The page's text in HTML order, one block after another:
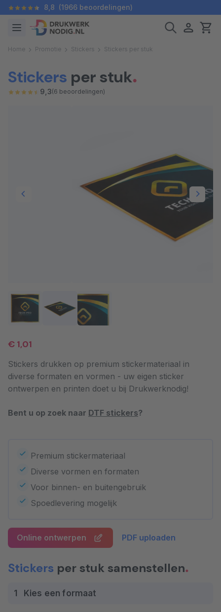
8,8 (1966 beoordelingen)
Home Promotie Stickers Stickers per stuk
Stickers per stuk
9,3(6 beoordelingen)
€ 1,01
Stickers drukken op premium stickermateriaal in
diverse formaten en vormen - uw eigen sticker
ontwerpen en printen doet u bij Drukwerknodig!
Bent u op zoek naar DTF stickers?
Premium stickermateriaal
Diverse vormen en formaten
Voor binnen- en buitengebruik
Spoedlevering mogelijk
Online ontwerpen PDF uploaden
Stickers per stuk samenstellen
1 Kies een formaat